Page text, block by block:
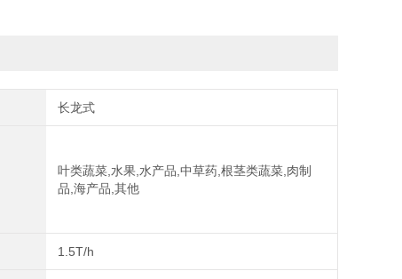
长龙式
叶类蔬菜,水果,水产品,中草药,根茎类蔬菜,肉制
品,海产品,其他
1.5T/h